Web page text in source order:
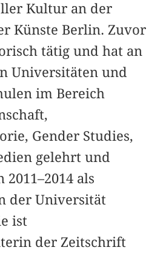
Kultur an der
Künste Berlin. Zuvor
tätig und hat an
Universitäten und
im Bereich
Gender Studies,
gelehrt und
als
der Universität
ist
der Zeitschrift